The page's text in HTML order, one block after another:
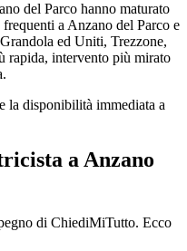
del Parco hanno maturato
a Anzano del Parco e
ed Uniti, Trezzone,
rapida, intervento più mirato
la disponibilità immediata a
a Anzano
di ChiediMiTutto. Ecco